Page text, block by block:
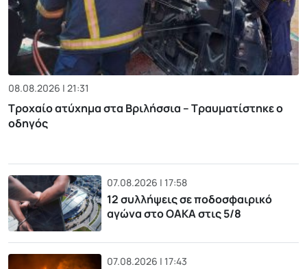
08.08.2026 | 21:31
Τροχαίο ατύχημα στα Βριλήσσια – Τραυματίστηκε ο
οδηγός
07.08.2026 | 17:58
12 συλλήψεις σε ποδοσφαιρικό
αγώνα στο ΟΑΚΑ στις 5/8
07.08.2026 | 17:43